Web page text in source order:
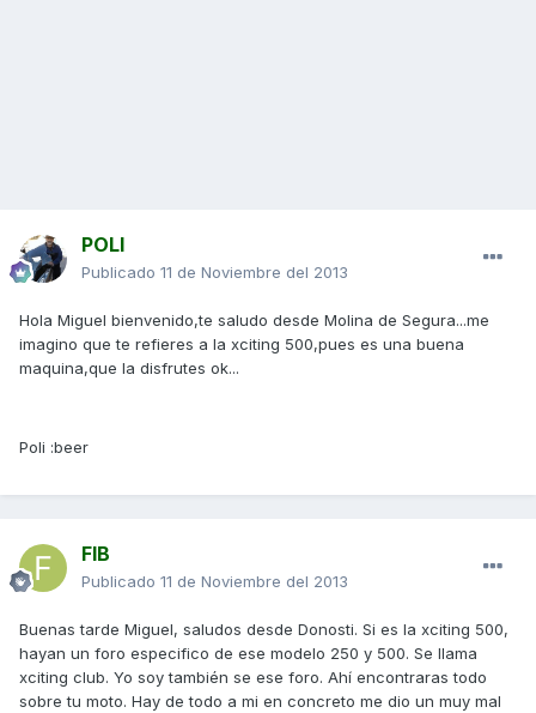
POLI
Publicado 11 de Noviembre del 2013
Hola Miguel bienvenido,te saludo desde Molina de Segura...me
imagino que te refieres a la xciting 500,pues es una buena
maquina,que la disfrutes ok...
Poli :beer
FIB
Publicado 11 de Noviembre del 2013
Buenas tarde Miguel, saludos desde Donosti. Si es la xciting 500,
hayan un foro especifico de ese modelo 250 y 500. Se llama
xciting club. Yo soy también se ese foro. Ahí encontraras todo
sobre tu moto. Hay de todo a mi en concreto me dio un muy mal